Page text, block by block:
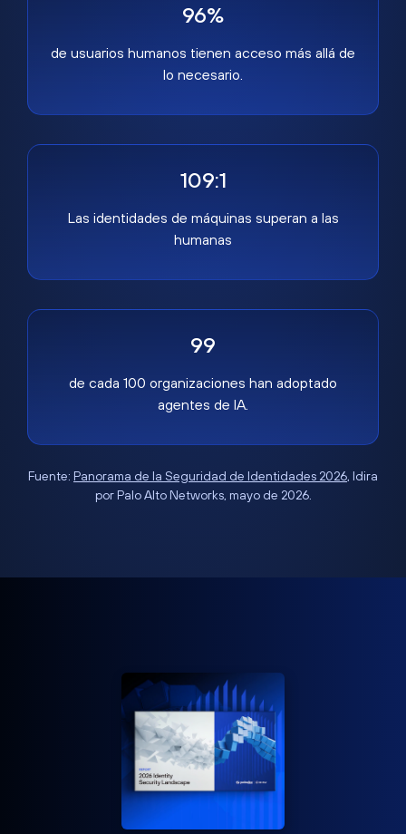
96%
de usuarios humanos tienen acceso más allá de
lo necesario.
109:1
Las identidades de máquinas superan a las
humanas
99
de cada 100 organizaciones han adoptado
agentes de IA.
Fuente: Panorama de la Seguridad de Identidades 2026, Idira
por Palo Alto Networks, mayo de 2026.